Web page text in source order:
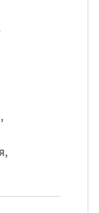
именины